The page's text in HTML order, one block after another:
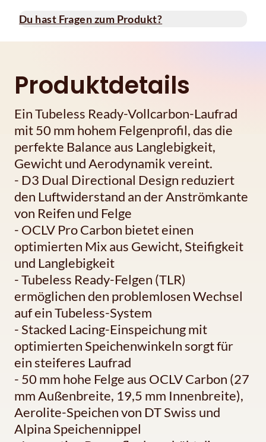
Du hast Fragen zum Produkt?
Produktdetails
Ein Tubeless Ready-Vollcarbon-Laufrad
mit 50 mm hohem Felgenprofil, das die
perfekte Balance aus Langlebigkeit,
Gewicht und Aerodynamik vereint.
- D3 Dual Directional Design reduziert
den Luftwiderstand an der Anströmkante
von Reifen und Felge
- OCLV Pro Carbon bietet einen
optimierten Mix aus Gewicht, Steifigkeit
und Langlebigkeit
- Tubeless Ready-Felgen (TLR)
ermöglichen den problemlosen Wechsel
auf ein Tubeless-System
- Stacked Lacing-Einspeichung mit
optimierten Speichenwinkeln sorgt für
ein steiferes Laufrad
- 50 mm hohe Felge aus OCLV Carbon (27
mm Außenbreite, 19,5 mm Innenbreite),
Aerolite-Speichen von DT Swiss und
Alpina Speichennippel